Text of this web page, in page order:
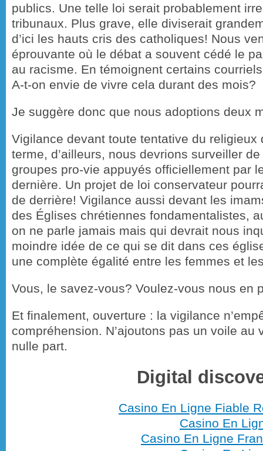
publics. Une telle loi serait probablement
tribunaux. Plus grave, elle diviserait
d’ici les hauts cris des catholiques! Nous
éprouvante où le débat a souvent cédé le
au racisme. En témoignent certains
A-t-on envie de vivre cela durant des mois?
Je suggère donc que nous adoptions deux
Vigilance devant toute tentative du religieux
terme, d’ailleurs, nous devrions surveiller
groupes pro-vie appuyés officiellement par
dernière. Un projet de loi conservateur
de derrière! Vigilance aussi devant les
des Églises chrétiennes fondamentalistes,
on ne parle jamais mais qui devrait nous
moindre idée de ce qui se dit dans ces
une complète égalité entre les femmes et
Vous, le savez-vous? Voulez-vous nous en
Et finalement, ouverture : la vigilance
compréhension. N’ajoutons pas un voile au
nulle part.
Digital
Casino En Ligne Fiable
Casino En
Casino En Ligne